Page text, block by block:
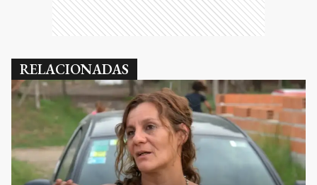
RELACIONADAS